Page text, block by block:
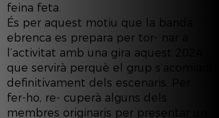
feina feta.
És per aquest motiu que la banda
ebrenca es prepara per tor- nar a
l’activitat amb una gira aquest 2024
que servirà perquè el grup s’acomiadi
definitivament dels escenaris. Per
fer-ho, re- cuperà alguns dels
membres originaris per presentar un